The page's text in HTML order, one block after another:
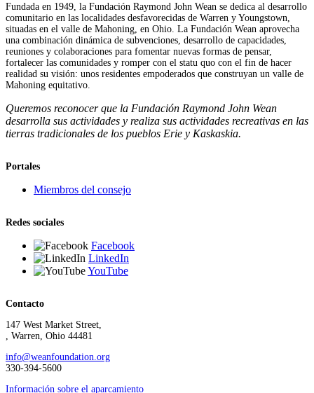
Fundada en 1949, la Fundación Raymond John Wean se dedica al desarrollo
comunitario en las localidades desfavorecidas de Warren y Youngstown,
situadas en el valle de Mahoning, en Ohio. La Fundación Wean aprovecha
una combinación dinámica de subvenciones, desarrollo de capacidades,
reuniones y colaboraciones para fomentar nuevas formas de pensar,
fortalecer las comunidades y romper con el statu quo con el fin de hacer
realidad su visión: unos residentes empoderados que construyan un valle de
Mahoning equitativo.
Queremos reconocer que la Fundación Raymond John Wean
desarrolla sus actividades y realiza sus actividades recreativas en las
tierras tradicionales de los pueblos Erie y Kaskaskia.
Portales
Miembros del consejo
Redes sociales
Facebook
LinkedIn
YouTube
Contacto
147 West Market Street,
, Warren, Ohio 44481
info@weanfoundation.org
330-394-5600
Información sobre el aparcamiento